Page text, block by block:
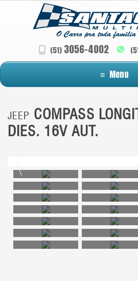
(51) 3056-4002
≡ Menu
JEEP COMPASS
DIES. 16V AUT.